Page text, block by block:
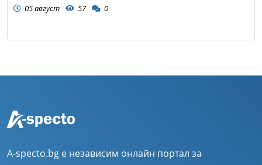
05 август 57 0
A-specto.bg е независим онлайн портал за